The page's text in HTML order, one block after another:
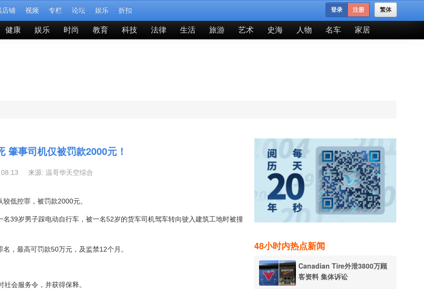
店铺 视频 专栏 论坛 娱乐 折扣 繁体
登录 注册
健康 娱乐 时尚 教育 科技 法律 生活 旅游 艺术 史海 人物 名车 家居
肇事司机仅被罚款2000元！
08:13 来源: 温哥华天空综合
低控罪，被罚款2000元。
39岁男子踩电动自行车，被一名52岁的货车司机驾车转向驶入建筑工地时被撞
，最高可罚款50万元，及监禁12个月。
会服务令，并获得保释。
48小时内热点新闻
Canadian Tire外泄3800万顾
客资料 集体诉讼